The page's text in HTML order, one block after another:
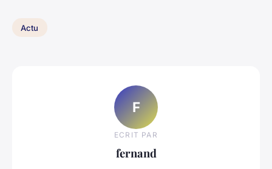
Actu
F
ECRIT PAR
fernand